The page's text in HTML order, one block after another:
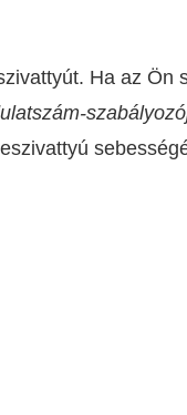
Ha az Ön